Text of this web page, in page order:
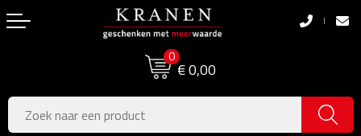
0
€ 0,00
Boodschappentassen
Boodschappentassen
Pasen